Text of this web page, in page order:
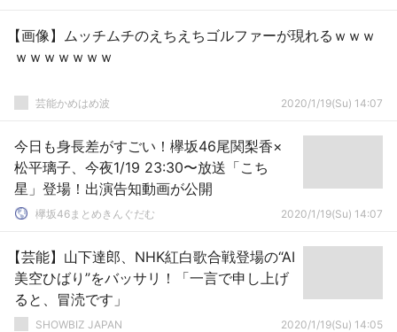
【画像】ムッチムチのえちえちゴルファーが現れるｗｗｗ
ｗｗｗｗｗｗｗ
芸能かめはめ波 2020/1/19(Su) 14:07
今日も身長差がすごい！欅坂46尾関梨香×
松平璃子、今夜1/19 23:30〜放送「こち
星」登場！出演告知動画が公開
欅坂46まとめきんぐだむ 2020/1/19(Su) 14:07
【芸能】山下達郎、NHK紅白歌合戦登場の“AI
美空ひばり”をバッサリ！「一言で申し上げ
ると、冒涜です」
SHOWBIZ JAPAN 2020/1/19(Su) 14:05